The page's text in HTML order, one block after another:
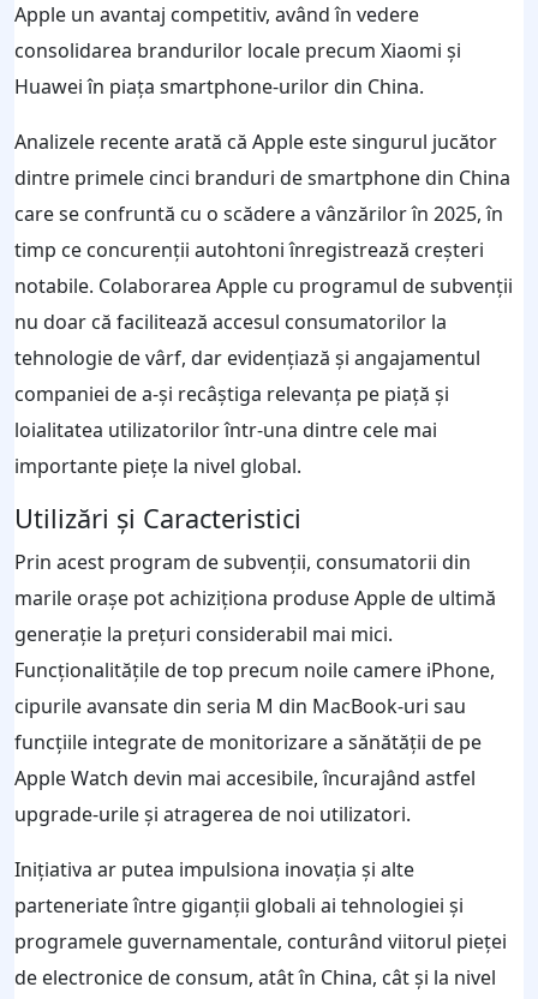
Apple un avantaj competitiv, având în vedere
consolidarea brandurilor locale precum Xiaomi și
Huawei în piața smartphone-urilor din China.
Analizele recente arată că Apple este singurul jucător
dintre primele cinci branduri de smartphone din China
care se confruntă cu o scădere a vânzărilor în 2025, în
timp ce concurenții autohtoni înregistrează creșteri
notabile. Colaborarea Apple cu programul de subvenții
nu doar că facilitează accesul consumatorilor la
tehnologie de vârf, dar evidențiază și angajamentul
companiei de a-și recâștiga relevanța pe piață și
loialitatea utilizatorilor într-una dintre cele mai
importante piețe la nivel global.
Utilizări și Caracteristici
Prin acest program de subvenții, consumatorii din
marile orașe pot achiziționa produse Apple de ultimă
generație la prețuri considerabil mai mici.
Funcționalitățile de top precum noile camere iPhone,
cipurile avansate din seria M din MacBook-uri sau
funcțiile integrate de monitorizare a sănătății de pe
Apple Watch devin mai accesibile, încurajând astfel
upgrade-urile și atragerea de noi utilizatori.
Inițiativa ar putea impulsiona inovația și alte
parteneriate între giganții globali ai tehnologiei și
programele guvernamentale, conturând viitorul pieței
de electronice de consum, atât în China, cât și la nivel